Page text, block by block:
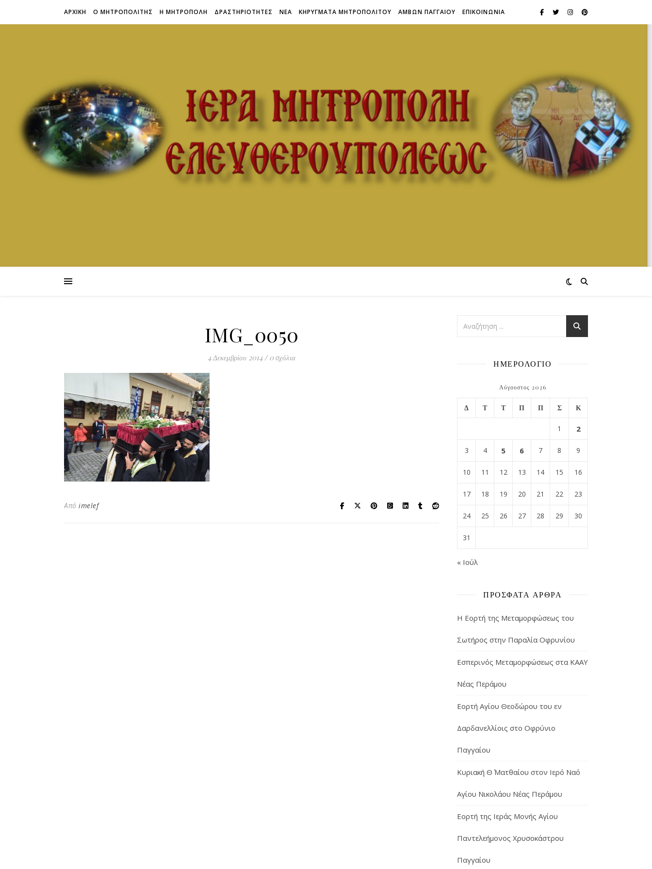
ΑΡΧΙΚΗ Ο ΜΗΤΡΟΠΟΛΙΤΗΣ Η ΜΗΤΡΟΠΟΛΗ ΔΡΑΣΤΗΡΙΟΤΗΤΕΣ ΝΕΑ ΚΗΡΥΓΜΑΤΑ ΜΗΤΡΟΠΟΛΙΤΟΥ ΑΜΒΩΝ ΠΑΓΓΑΙΟΥ ΕΠΙΚΟΙΝΩΝΙΑ
IMG_0050
4 Δεκεμβρίου 2014 / 0 σχόλια
Από imelef
ΗΜΕΡΟΛΟΓΙΟ
Αύγουστος 2026
Δ Τ Τ Π Π Σ Κ
1 2
3 4 5 6 7 8 9
10 11 12 13 14 15 16
17 18 19 20 21 22 23
24 25 26 27 28 29 30
31
« Ιούλ
ΠΡΌΣΦΑΤΑ ΆΡΘΡΑ
Η Εορτή της Μεταμορφώσεως του
Σωτήρος στην Παραλία Οφρυνίου
Εσπερινός Μεταμορφώσεως στα ΚΑΑΥ
Νέας Περάμου
Εορτή Αγίου Θεοδώρου του εν
Δαρδανελλίοις στο Οφρύνιο
Παγγαίου
Κυριακή Θ΄ Ματθαίου στον Ιερό Ναό
Αγίου Νικολάου Νέας Περάμου
Εορτή της Ιεράς Μονής Αγίου
Παντελεήμονος Χρυσοκάστρου
Παγγαίου